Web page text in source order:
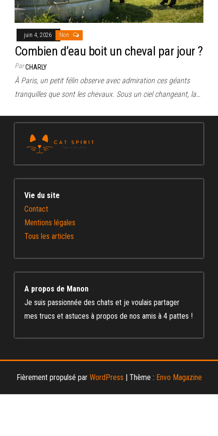
juin 4, 2026 Non
Combien d’eau boit un cheval par jour ?
ParCHARLY
À Paris, un petit félin observe avec admiration ces géants
tranquilles que sont les chevaux. Sous un ciel changeant, la…
Vie du site
Contact
Mentions légales
Tous les articles
A propos de Manon
Je suis passionnée des chats et je voulais partager
mes trucs et astuces à propos de nos amis à 4 pattes !
Fièrement propulsé par WordPress Thème : Envo Magazine